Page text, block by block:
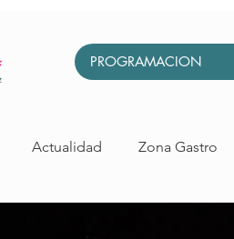
PROGRAMACION
Actualidad Zona Gastro